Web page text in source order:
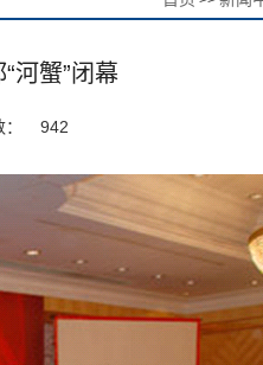
河蟹”闭幕
942